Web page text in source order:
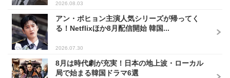
2026.08.03
アン・ボヒョン主演人気シリーズが帰ってく
る！Netflixほか8月配信開始 韓国...
2026.07.30
8月は時代劇が充実！日本の地上波・ローカル
局で始まる韓国ドラマ6選